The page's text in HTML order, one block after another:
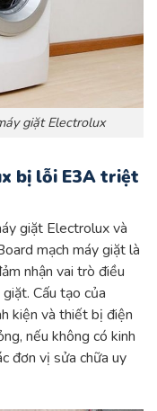
giặt Electrolux
bị lỗi E3A triệt
giặt Electrolux và
mạch máy giặt là
nhận vai trò điều
Cấu tạo của
kiện và thiết bị điện
nếu không có kinh
đơn vị sửa chữa uy